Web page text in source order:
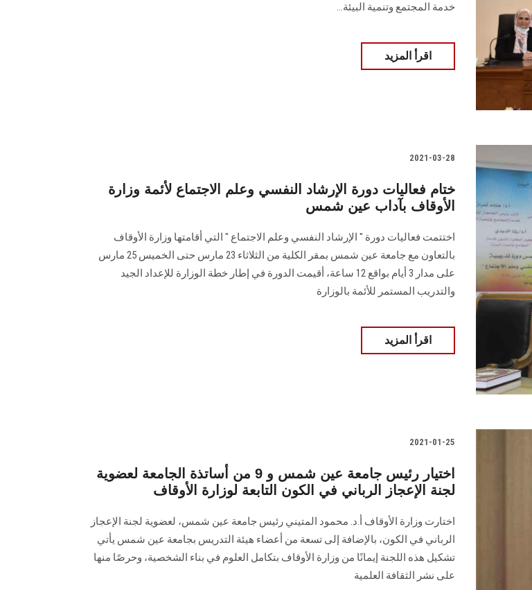
خدمة المجتمع وتنمية البيئة...
اقرأ المزيد
2021-03-28
ختام فعاليات دورة الإرشاد النفسي وعلم الاجتماع لأئمة وزارة
الأوقاف بآداب عين شمس
اختتمت فعاليات دورة " الإرشاد النفسي وعلم الاجتماع " التي أقامتها وزارة الأوقاف
بالتعاون مع جامعة عين شمس بمقر الكلية من الثلاثاء 23 مارس حتى الخميس 25 مارس
على مدار 3 أيام بواقع 12 ساعة، أقيمت الدورة في إطار خطة الوزارة للإعداد الجيد
والتدريب المستمر للأئمة بالوزارة
اقرأ المزيد
2021-01-25
اختيار رئيس جامعة عين شمس و 9 من أساتذة الجامعة لعضوية
لجنة الإعجاز الرباني في الكون التابعة لوزارة الأوقاف
اختارت وزارة الأوقاف أ.د. محمود المتيني رئيس جامعة عين شمس، لعضوية لجنة الإعجاز
الرباني في الكون، بالإضافة إلى تسعة من أعضاء هيئة التدريس بجامعة عين شمس يأتي
تشكيل هذه اللجنة إيمانًا من وزارة الأوقاف بتكامل العلوم في بناء الشخصية، وحرصًا منها
على نشر الثقافة العلمية